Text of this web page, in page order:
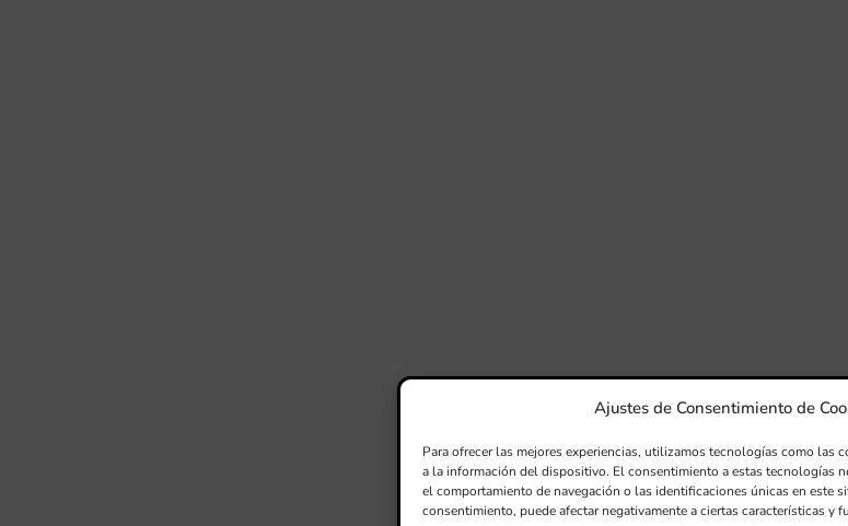
Ajustes de Consentimiento de
Para ofrecer las mejores experiencias, utilizamos tecnologías como las
a la información del dispositivo. El consentimiento a estas tecnologías
el comportamiento de navegación o las identificaciones únicas en este
consentimiento, puede afectar negativamente a ciertas características y